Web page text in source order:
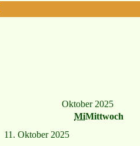
Oktober 2025
MiMittwoch
11. Oktober 2025